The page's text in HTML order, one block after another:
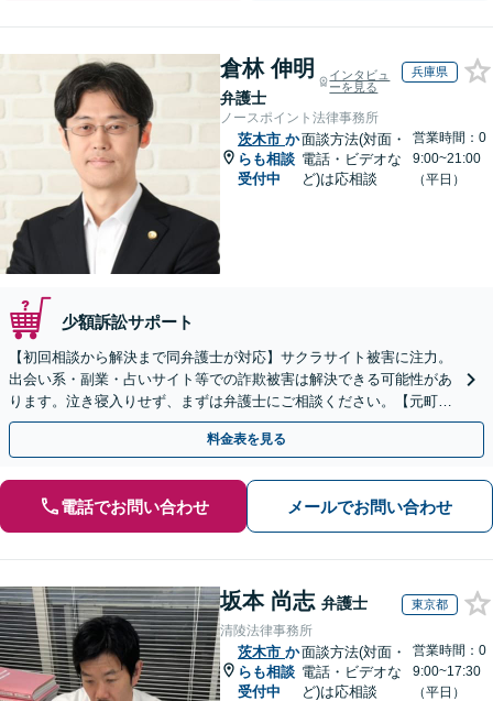
倉林 伸明
弁護士
インタビュ
ーを見る
兵庫県
ノースポイント法律事務所
茨木市 か
らも相談
受付中
面談方法(対面・
電話・ビデオな
ど)は応相談
営業時間：0
9:00~21:00
（平日）
少額訴訟サポート
【初回相談から解決まで同弁護士が対応】サクラサイト被害に注力。
出会い系・副業・占いサイト等での詐欺被害は解決できる可能性があ
ります。泣き寝入りせず、まずは弁護士にご相談ください。【元町駅
1分・土日夜間の相談歓迎】
料金表を見る
電話でお問い合わせ メールでお問い合わせ
坂本 尚志 弁護士 東京都
清陵法律事務所
茨木市 か
らも相談
受付中
面談方法(対面・
電話・ビデオな
ど)は応相談
営業時間：0
9:00~17:30
（平日）